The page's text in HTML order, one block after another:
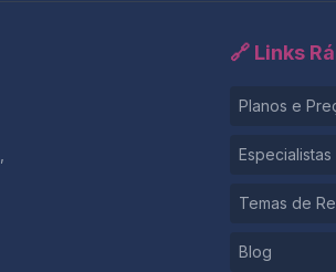
🔗 Links
Planos e
Especialistas
Temas de
Blog